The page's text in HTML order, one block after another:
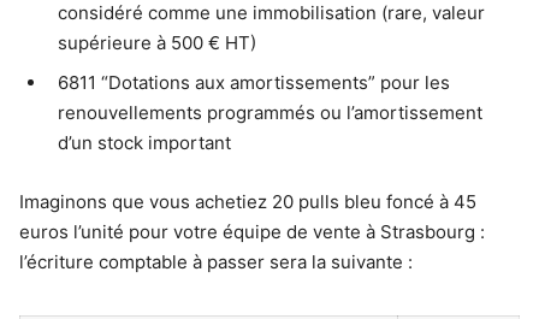
considéré comme une immobilisation (rare, valeur
supérieure à 500 € HT)
6811 “Dotations aux amortissements” pour les
renouvellements programmés ou l’amortissement
d’un stock important
Imaginons que vous achetiez 20 pulls bleu foncé à 45
euros l’unité pour votre équipe de vente à Strasbourg :
l’écriture comptable à passer sera la suivante :